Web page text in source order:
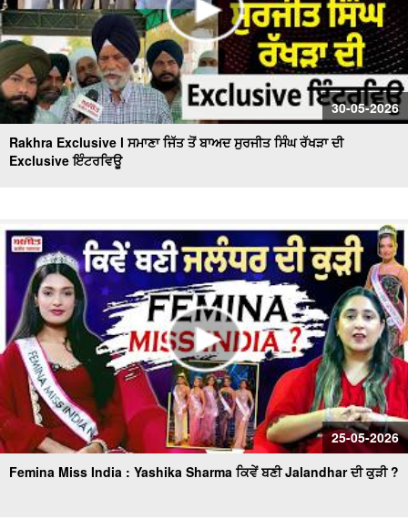
30-05-2026
Rakhra Exclusive l ਸਮਾਣਾ ਜਿੱਤ ਤੋਂ ਬਾਅਦ ਸੁਰਜੀਤ ਸਿੰਘ ਰੱਖੜਾ ਦੀ
Exclusive ਇੰਟਰਵਿਊ
25-05-2026
Femina Miss India : Yashika Sharma ਕਿਵੇਂ ਬਣੀ Jalandhar ਦੀ ਕੁੜੀ ?